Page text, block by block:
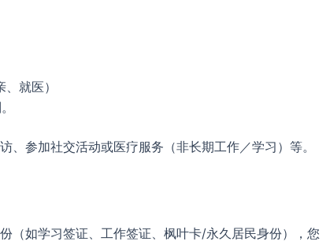
就医）
、参加社交活动或医疗服务（非长期工作／学习）等。
（如学习签证、工作签证、枫叶卡/永久居民身份），您